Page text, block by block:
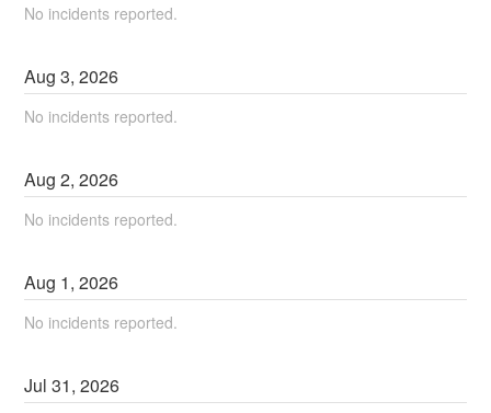
No incidents reported.
Aug3,2026
No incidents reported.
Aug2,2026
No incidents reported.
Aug 1,2026
No incidents reported.
Jul31,2026